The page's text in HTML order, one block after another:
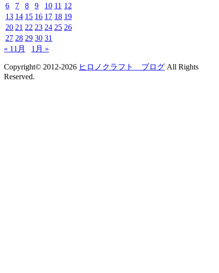
6
7 8 9 10 11 12
13 14 15 16 17 18 19
20 21 22 23 24 25 26
27 28 29 30 31
« 11月
1月 »
Copyright© 2012-2026 ヒロノクラフト ブログ All Rights
Reserved.